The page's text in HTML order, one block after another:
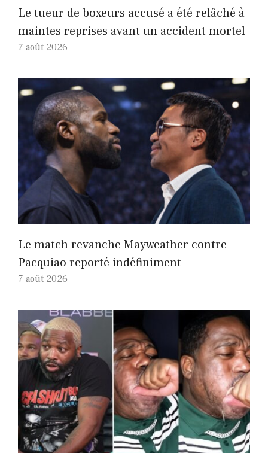
Le tueur de boxeurs accusé a été relâché à
maintes reprises avant un accident mortel
7 août 2026
Le match revanche Mayweather contre
Pacquiao reporté indéfiniment
7 août 2026